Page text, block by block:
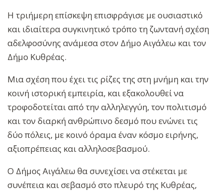
Η τριήμερη επίσκεψη επισφράγισε με ουσιαστικό
και ιδιαίτερα συγκινητικό τρόπο τη ζωντανή σχέση
αδελφοσύνης ανάμεσα στον Δήμο Αιγάλεω και τον
Δήμο Κυθρέας.
Μια σχέση που έχει τις ρίζες της στη μνήμη και την
κοινή ιστορική εμπειρία, και εξακολουθεί να
τροφοδοτείται από την αλληλεγγύη, τον πολιτισμό
και τον διαρκή ανθρώπινο δεσμό που ενώνει τις
δύο πόλεις, με κοινό όραμα έναν κόσμο ειρήνης,
αξιοπρέπειας και αλληλοσεβασμού.
Ο Δήμος Αιγάλεω θα συνεχίσει να στέκεται με
συνέπεια και σεβασμό στο πλευρό της Κυθρέας,